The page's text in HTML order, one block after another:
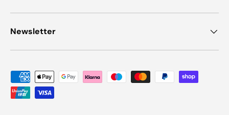
Newsletter
Metodi di pagamento accettati